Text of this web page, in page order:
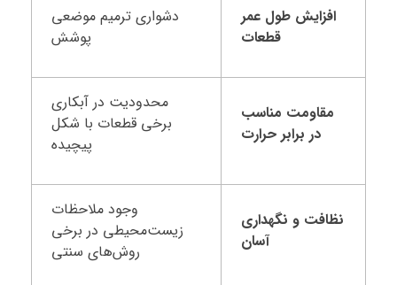
افزایش طول عمر
قطعات
دشواری ترمیم موضعی
پوشش
مقاومت مناسب
در برابر حرارت
محدودیت در آبکاری
برخی قطعات با شکل
پیچیده
نظافت و نگهداری
آسان
وجود ملاحظات
زیست‌محیطی در برخی
روش‌های سنتی